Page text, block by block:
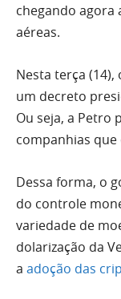
chegando agora
aéreas.
Nesta terça
um decreto
Ou seja, a Petro
companhias
Dessa forma, o
do controle
variedade de
dolarização da
a adoção das